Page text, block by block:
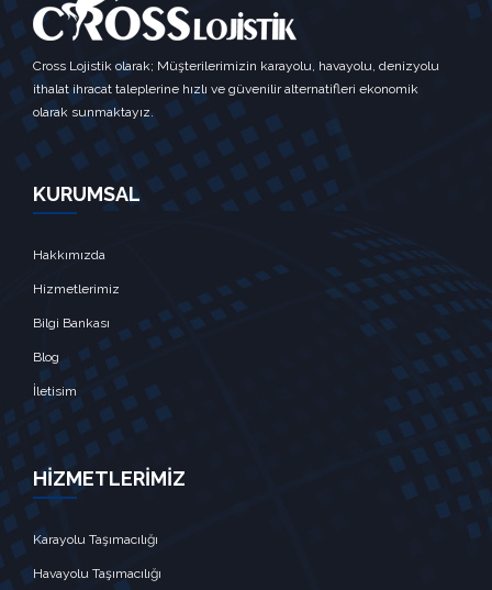
Cross Lojistik olarak; Müşterilerimizin karayolu, havayolu, denizyolu
ithalat ihracat taleplerine hızlı ve güvenilir alternatifleri ekonomik
olarak sunmaktayız.
KURUMSAL
Hakkımızda
Hizmetlerimiz
Bilgi Bankası
Blog
İletisim
HİZMETLERİMİZ
Karayolu Taşımacılığı
Havayolu Taşımacılığı